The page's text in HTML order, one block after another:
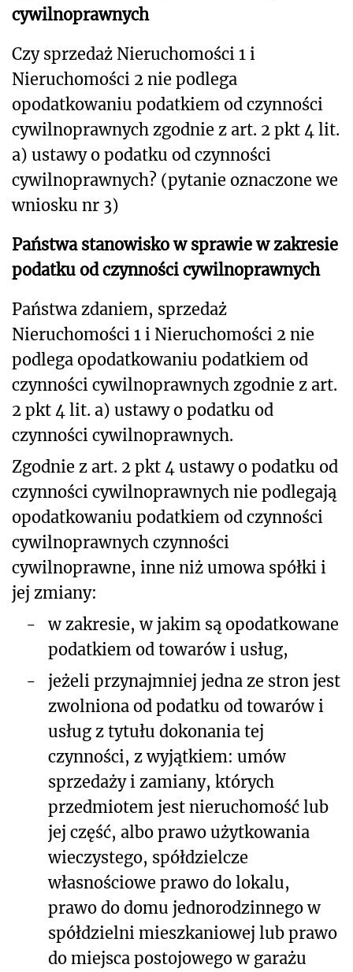
cywilnoprawnych
Czy sprzedaż Nieruchomości 1 i
Nieruchomości 2 nie podlega
opodatkowaniu podatkiem od czynności
cywilnoprawnych zgodnie z art. 2 pkt 4 lit.
a) ustawy o podatku od czynności
cywilnoprawnych? (pytanie oznaczone we
wniosku nr 3)
Państwa stanowisko w sprawie w zakresie
podatku od czynności cywilnoprawnych
Państwa zdaniem, sprzedaż
Nieruchomości 1 i Nieruchomości 2 nie
podlega opodatkowaniu podatkiem od
czynności cywilnoprawnych zgodnie z art.
2 pkt 4 lit. a) ustawy o podatku od
czynności cywilnoprawnych.
Zgodnie z art. 2 pkt 4 ustawy o podatku od
czynności cywilnoprawnych nie podlegają
opodatkowaniu podatkiem od czynności
cywilnoprawnych czynności
cywilnoprawne, inne niż umowa spółki i
jej zmiany:
-
w zakresie, w jakim są opodatkowane
podatkiem od towarów i usług,
-
jeżeli przynajmniej jedna ze stron jest
zwolniona od podatku od towarów i
usług z tytułu dokonania tej
czynności, z wyjątkiem: umów
sprzedaży i zamiany, których
przedmiotem jest nieruchomość lub
jej część, albo prawo użytkowania
wieczystego, spółdzielcze
własnościowe prawo do lokalu,
prawo do domu jednorodzinnego w
spółdzielni mieszkaniowej lub prawo
do miejsca postojowego w garażu